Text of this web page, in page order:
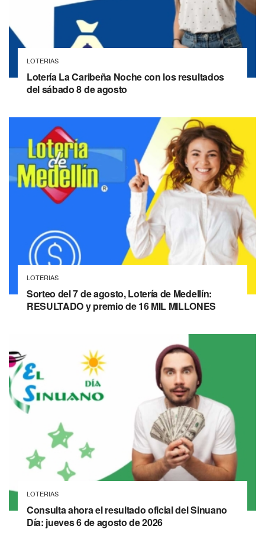
LOTERIAS
Lotería La Caribeña Noche con los resultados
del sábado 8 de agosto
LOTERIAS
Sorteo del 7 de agosto, Lotería de Medellín:
RESULTADO y premio de 16 MIL MILLONES
LOTERIAS
Consulta ahora el resultado oficial del Sinuano
Día: jueves 6 de agosto de 2026